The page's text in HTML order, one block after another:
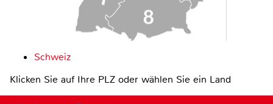
Schweiz
Klicken Sie auf Ihre PLZ oder wählen Sie ein Land